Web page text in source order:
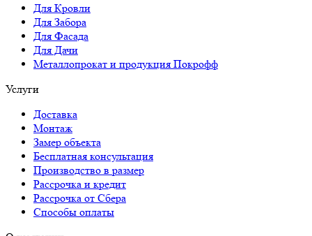
Для Кровли
Для Забора
Для Фасада
Для Дачи
Металлопрокат и продукция Покрофф
Услуги
Доставка
Монтаж
Замер объекта
Бесплатная консультация
Производство в размер
Рассрочка и кредит
Рассрочка от Сбера
Способы оплаты